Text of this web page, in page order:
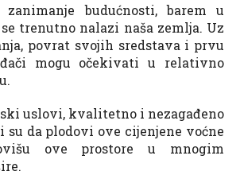
budućnosti, barem u
trenutno nalazi naša zemlja. Uz
povrat svojih sredstava i prvu
mogu očekivati u relativno
uslovi, kvalitetno i nezagađeno
da plodovi ove cijenjene voćne
ove prostore u mnogim